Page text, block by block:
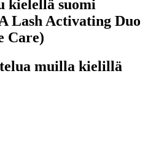
kielellä suomi
Lash Activating Duo
Care)
muilla kielillä